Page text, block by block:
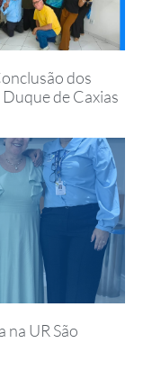
dos
de Caxias
na UR São